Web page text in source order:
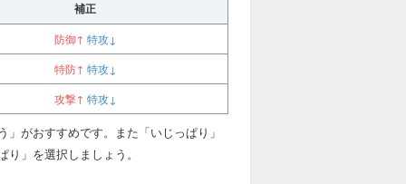
補正
防御↑ 特攻↓
特防↑ 特攻↓
攻撃↑ 特攻↓
がおすすめです。また「いじっぱり」
」を選択しましょう。